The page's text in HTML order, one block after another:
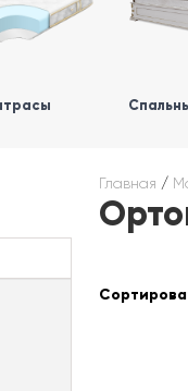
Главная /